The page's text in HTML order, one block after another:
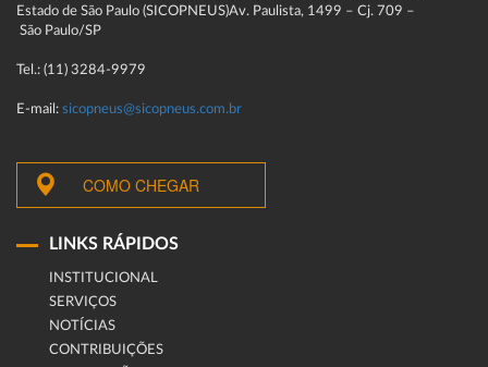
Estado de São Paulo (SICOPNEUS)Av. Paulista, 1499 – Cj. 709 –
São Paulo/SP
Tel.: (11) 3284-9979
E-mail: sicopneus@sicopneus.com.br
COMO CHEGAR
LINKS RÁPIDOS
INSTITUCIONAL
SERVIÇOS
NOTÍCIAS
CONTRIBUIÇÕES